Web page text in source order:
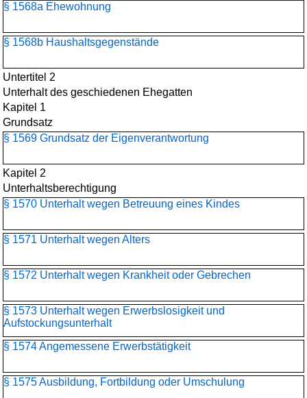
§ 1568a Ehewohnung
§ 1568b Haushaltsgegenstände
Untertitel 2
Unterhalt des geschiedenen Ehegatten
Kapitel 1
Grundsatz
§ 1569 Grundsatz der Eigenverantwortung
Kapitel 2
Unterhaltsberechtigung
§ 1570 Unterhalt wegen Betreuung eines Kindes
§ 1571 Unterhalt wegen Alters
§ 1572 Unterhalt wegen Krankheit oder Gebrechen
§ 1573 Unterhalt wegen Erwerbslosigkeit und
Aufstockungsunterhalt
§ 1574 Angemessene Erwerbstätigkeit
§ 1575 Ausbildung, Fortbildung oder Umschulung